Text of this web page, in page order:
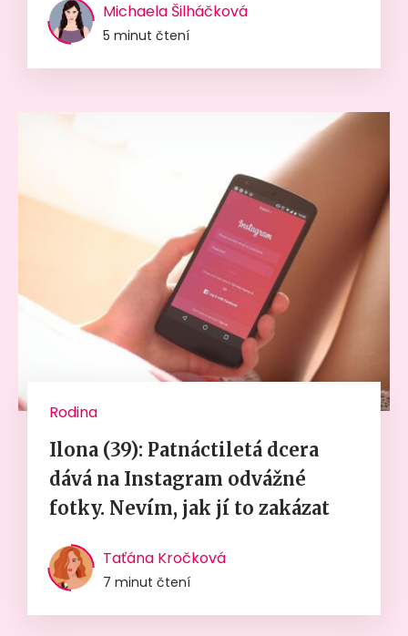
Michaela Šilháčková
5 minut čtení
Rodina
Ilona (39): Patnáctiletá dcera
dává na Instagram odvážné
fotky. Nevím, jak jí to zakázat
Taťána Kročková
7 minut čtení